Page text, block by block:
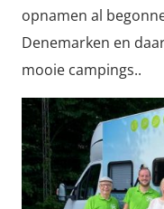
opnamen al
Denemarken en
mooie campings..